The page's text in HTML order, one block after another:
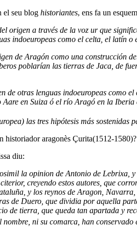
el seu blog historiantes, ens fa un
origen a través de la voz ur que
indoeuropeas como el celta, el latín
de Aragón como una construcción
poblarían las tierras de Jaca, de
de otras lenguas indoeuropeas como
en Suiza ó el río Aragó en la
las tres hipótesis más
historiador aragonès Çurita(1512-1580)?
diu:
la opinion de Antonio de Lebrixa,
creyendo estos autores, que
y los reynos de Aragon,
de Duero, que dividia por aquella
de tierra, que queda tan apartada y
nombre, ni su comarca, han